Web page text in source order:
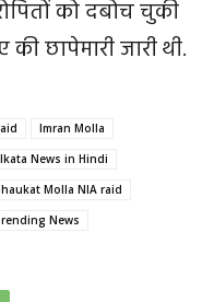
को दबोच चुकी
छापेमारी जारी थी.
Imran Molla
News in Hindi
Molla NIA raid
News